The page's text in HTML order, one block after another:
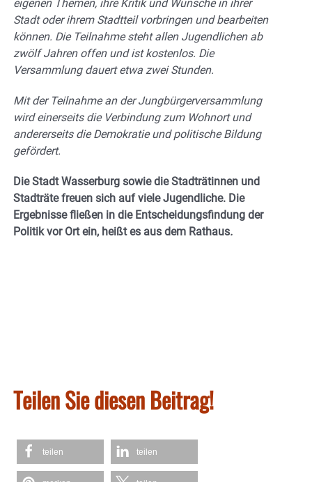
eigenen Themen, ihre Kritik und Wünsche in ihrer
Stadt oder ihrem Stadtteil vorbringen und bearbeiten
können. Die Teilnahme steht allen Jugendlichen ab
zwölf Jahren offen und ist kostenlos. Die
Versammlung dauert etwa zwei Stunden.
Mit der Teilnahme an der Jungbürgerversammlung
wird einerseits die Verbindung zum Wohnort und
andererseits die Demokratie und politische Bildung
gefördert.
Die Stadt Wasserburg sowie die Stadträtinnen und
Stadträte freuen sich auf viele Jugendliche. Die
Ergebnisse fließen in die Entscheidungsfindung der
Politik vor Ort ein, heißt es aus dem Rathaus.
Teilen Sie diesen Beitrag!
teilen teilen